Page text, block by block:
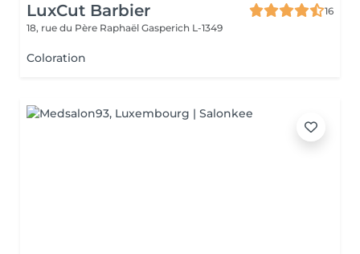
LuxCut Barbier
16
18, rue du Père Raphaël Gasperich L-1349
Coloration